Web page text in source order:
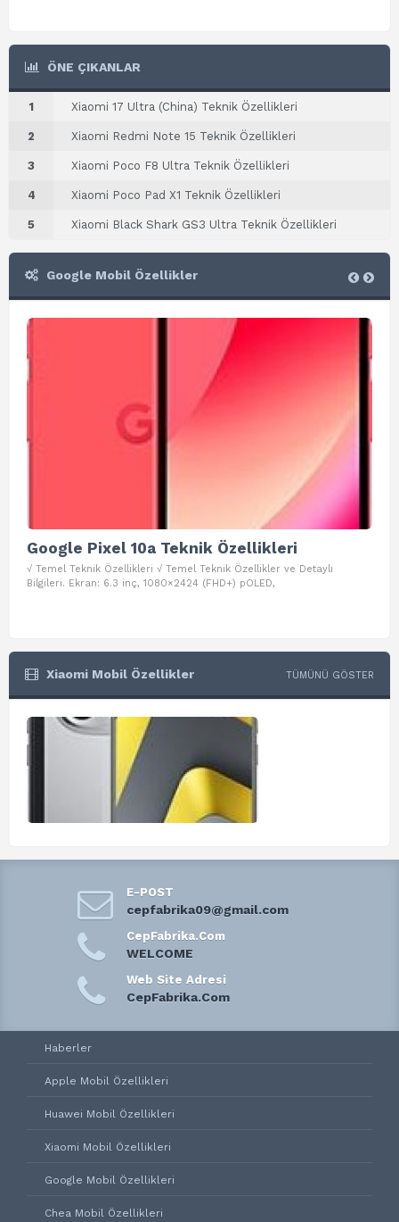
ÖNE ÇIKANLAR
1 Xiaomi 17 Ultra (China) Teknik Özellikleri
2 Xiaomi Redmi Note 15 Teknik Özellikleri
3 Xiaomi Poco F8 Ultra Teknik Özellikleri
4 Xiaomi Poco Pad X1 Teknik Özellikleri
5 Xiaomi Black Shark GS3 Ultra Teknik Özellikleri
Google Mobil Özellikler
Google Pixel 10a Teknik Özellikleri
√ Temel Teknik Özellikleri √ Temel Teknik Özellikler ve Detaylı
Bilgileri. Ekran: 6.3 inç, 1080×2424 (FHD+) pOLED,
Xiaomi Mobil Özellikler TÜMÜNÜ GÖSTER
E-POST
cepfabrika09@gmail.com
CepFabrika.Com
WELCOME
Web Site Adresi
CepFabrika.Com
Haberler
Apple Mobil Özellikleri
Huawei Mobil Özellikleri
Xiaomi Mobil Özellikleri
Google Mobil Özellikleri
Chea Mobil Özellikleri